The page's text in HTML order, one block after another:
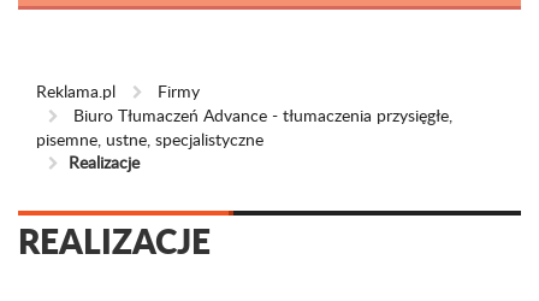
Reklama.pl
Firmy
Biuro Tłumaczeń Advance - tłumaczenia przysięgłe,
pisemne, ustne, specjalistyczne
Realizacje
REALIZACJE